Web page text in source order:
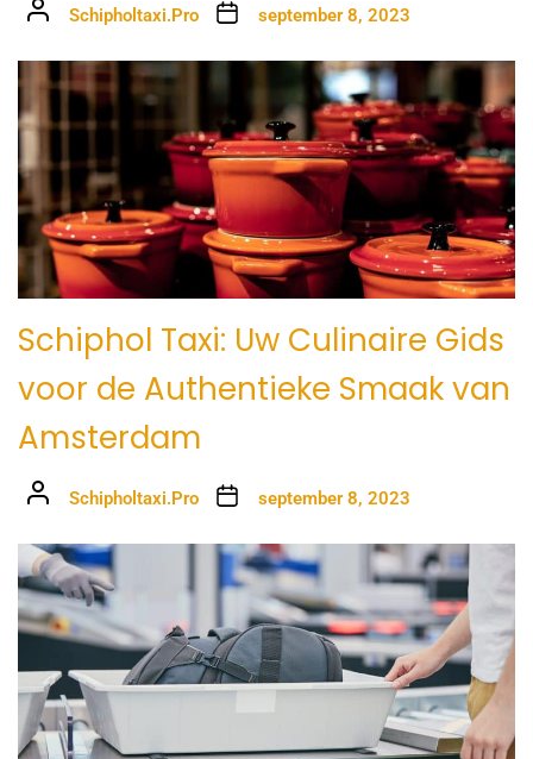
Schipholtaxi.Pro september 8, 2023
Schiphol Taxi: Uw Culinaire Gids
voor de Authentieke Smaak van
Amsterdam
Schipholtaxi.Pro september 8, 2023